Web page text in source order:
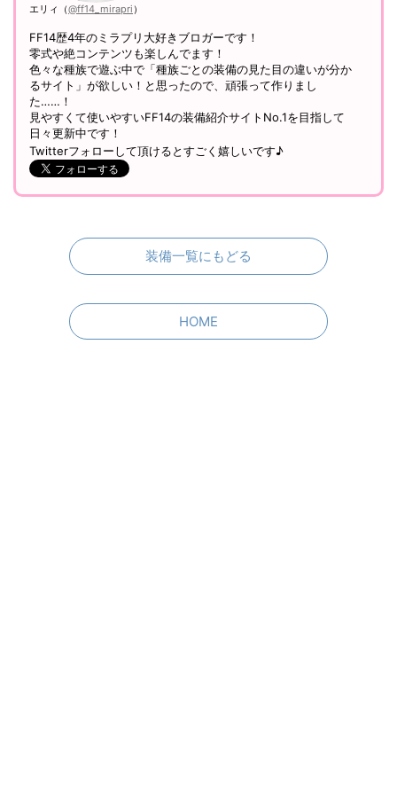
エリィ（@ff14_mirapri）
FF14歴4年のミラプリ大好きブロガーです！
零式や絶コンテンツも楽しんでます！
色々な種族で遊ぶ中で「種族ごとの装備の見た目の違いが分か
るサイト」が欲しい！と思ったので、頑張って作りまし
た……！
見やすくて使いやすいFF14の装備紹介サイトNo.1を目指して
日々更新中です！
Twitterフォローして頂けるとすごく嬉しいです♪
装備一覧にもどる
HOME